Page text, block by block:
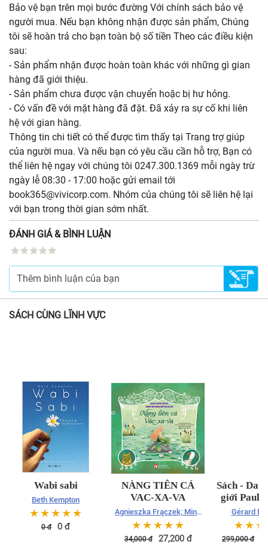
Bảo vệ bạn trên mọi bước đường Với chính sách bảo vệ
người mua. Nếu bạn không nhận được sản phẩm, Chúng
tôi sẽ hoàn trả cho bạn toàn bộ số tiền Theo các điều kiện
sau:
- Sản phẩm nhận được hoàn toàn khác với những gì gian
hàng đã giới thiệu.
- Sản phẩm chưa được vận chuyển hoặc bị hư hỏng.
- Có vấn đề với mặt hàng đã đặt. Đã xảy ra sự cố khi liên
hệ với gian hàng.
Thông tin chi tiết có thể được tìm thấy tại Trang trợ giúp
của người mua. Và nếu bạn có yêu cầu cần hỗ trợ, Bạn có
thể liên hệ ngay với chúng tôi 0247.300.1369 mỗi ngày trừ
ngày lễ 08:30 - 17:00 hoặc gửi email tới
book365@vivicorp.com. Nhóm của chúng tôi sẽ liên hệ lại
với bạn trong thời gian sớm nhất.
ĐÁNH GIÁ & BÌNH LUẬN
SÁCH CÙNG LĨNH VỰC
Wabi sabi
Beth Kempton
☆☆☆☆☆
0đ 0 đ
NÀNG TIÊN CÁ
VAC-XA-VA
Agnieszka Frączek; Minh
họa: Magdalena
Jakubowska
☆☆☆☆☆
34,000đ 27,200đ
Sách -
giới Paul
Gérard
☆☆☆
299,000đ